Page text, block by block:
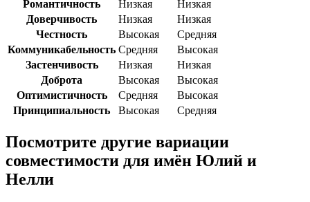
Романтичность Низкая
Низкая
Доверчивость
Низкая
Низкая
Честность
Высокая
Средняя
Коммуникабельность Средняя
Высокая
Застенчивость
Низкая
Низкая
Доброта
Высокая
Высокая
Оптимистичность
Средняя
Высокая
Принципиальность
Высокая Средняя
Посмотрите другие вариации
совместимости для имён Юлий и
Нелли